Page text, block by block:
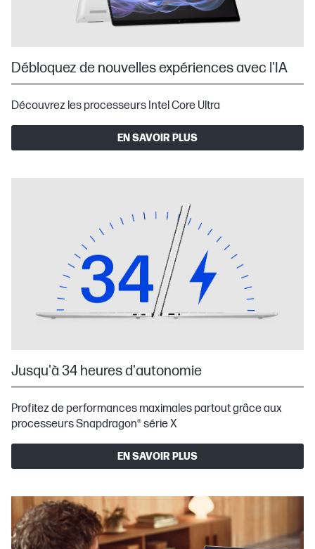
Débloquez de nouvelles expériences avec l'IA
Découvrez les processeurs Intel Core Ultra
EN SAVOIR PLUS
Jusqu'à 34 heures d'autonomie
Profitez de performances maximales partout grâce aux
processeurs Snapdragon® série X
EN SAVOIR PLUS